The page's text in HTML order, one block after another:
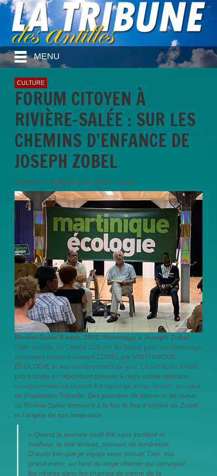
MENU
CULTURE
FORUM CITOYEN À
RIVIÈRE-SALÉE : SUR LES
CHEMINS D’ENFANCE DE
JOSEPH ZOBEL
Dimanche, septembre 11, 2022 - 19:15
Rivière-Salée 9 sept. 2022. Hommage à Joseph Zobel
Salle comble au Centre Culturel du Bourg pour cet hommage
émouvant rendu à Joseph ZOBEL par MARTINIQUE-
ÉCOLOGIE et ses conférenciers du jour. Le public ne s’était
pas trompé en répondant présent à cette soirée littéraire
exceptionnelle où chacun fut replongé antan lontan , au cœur
de l’habitation Trénelle. Des journées de labeur et de sueur
où Rivière-Salée demeure à la fois le lieu d’origine de Zobel
et l’origine de son inspiration :
« Quand la journée avait été sans incident ni
malheur, le soir arrivait, souriant de tendresse.
D'aussi loin que je voyais venir m'man Tine, ma
grand-mère, au fond du large chemin qui convoyait
les nègres dans les champs de canne de la